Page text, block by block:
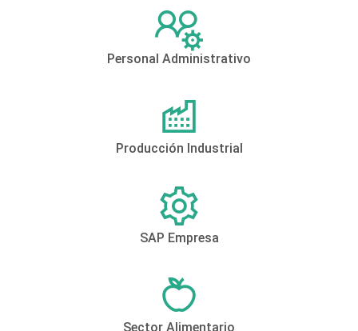
Personal Administrativo
Producción Industrial
SAP Empresa
Sector Alimentario